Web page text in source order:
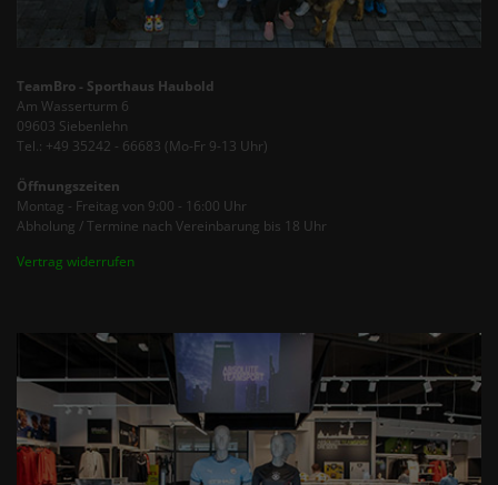
TeamBro - Sporthaus Haubold
Am Wasserturm 6
09603 Siebenlehn
Tel.: +49 35242 - 66683 (Mo-Fr 9-13 Uhr)
Öffnungszeiten
Montag - Freitag von 9:00 - 16:00 Uhr
Abholung / Termine nach Vereinbarung bis 18 Uhr
Vertrag widerrufen